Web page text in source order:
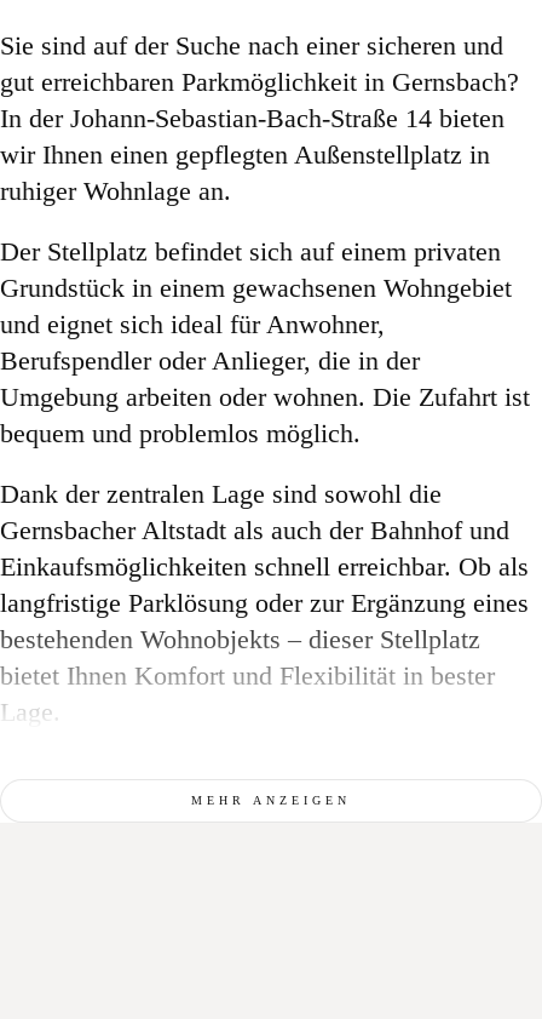
Sie sind auf der Suche nach einer sicheren und
gut erreichbaren Parkmöglichkeit in Gernsbach?
In der Johann-Sebastian-Bach-Straße 14 bieten
wir Ihnen einen gepflegten Außenstellplatz in
ruhiger Wohnlage an.
Der Stellplatz befindet sich auf einem privaten
Grundstück in einem gewachsenen Wohngebiet
und eignet sich ideal für Anwohner,
Berufspendler oder Anlieger, die in der
Umgebung arbeiten oder wohnen. Die Zufahrt ist
bequem und problemlos möglich.
Dank der zentralen Lage sind sowohl die
Gernsbacher Altstadt als auch der Bahnhof und
Einkaufsmöglichkeiten schnell erreichbar. Ob als
langfristige Parklösung oder zur Ergänzung eines
bestehenden Wohnobjekts – dieser Stellplatz
bietet Ihnen Komfort und Flexibilität in bester
Lage.
MEHR ANZEIGEN